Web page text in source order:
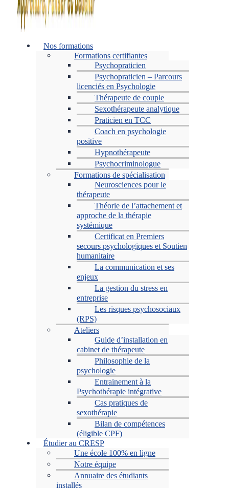
Menu
Nos formations
Formations certifiantes
Psychopraticien
Psychopraticien – Parcours
licenciés en Psychologie
Thérapeute de couple
Sexothérapeute analytique
Praticien en TCC
Coach en psychologie
positive
Hypnothérapeute
Psychocriminologue
Formations de spécialisation
Neurosciences pour le
thérapeute
Théorie de l’attachement et
approche de la thérapie
systémique
Certificat en Premiers
secours psychologiques et Soutien
humanitaire
La communication et ses
enjeux
La gestion du stress en
entreprise
Les risques psychosociaux
(RPS)
Ateliers
Guide d’installation en
cabinet de thérapeute
Philosophie de la
psychologie
Entrainement à la
Psychothérapie intégrative
Cas pratiques de
sexothérapie
Bilan de compétences
(éligible CPF)
Étudier au CRESP
Une école 100% en ligne
Notre équipe
Annuaire des étudiants
installés